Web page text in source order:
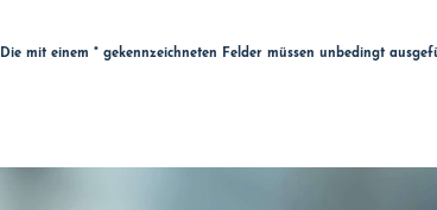
Die mit einem * gekennzeichneten Felder müssen unbedingt